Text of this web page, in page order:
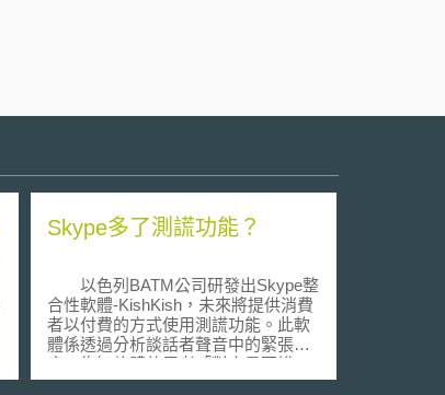
Skype多了測謊功能？
以色列BATM公司研發出Skype整
合性軟體-KishKish，未來將提供消費
者以付費的方式使用測謊功能。此軟
體係透過分析談話者聲音中的緊張程
度，告知軟體使用者「對方是否說
謊」。如此一來，使用者便可透過軟